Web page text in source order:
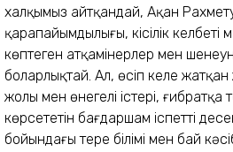
халқымыз айтқандай, Ақан
қарапайымдылығы, кісілік келбеті
көптеген атқамінерлер мен
боларлықтай. Ал, өсіп келе жатқан
жолы мен өнегелі істері,
көрсететін бағдаршам іспетті
бойындағы терең білімі мен бай